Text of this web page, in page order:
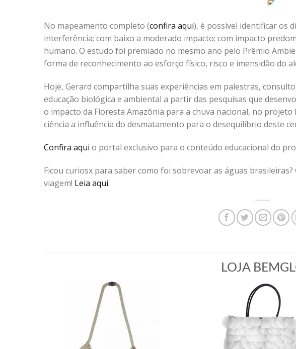
No mapeamento completo (confira aqui), é possível identificar os
interferência; com baixo a moderado impacto; com impacto
humano. O estudo foi premiado no mesmo ano pelo Prêmio
forma de reconhecimento ao esforço físico, risco e imensidão do
Hoje, Gerard compartilha suas experiências em palestras,
educação biológica e ambiental a partir das pesquisas que
o impacto da Floresta Amazônia para a chuva nacional, no
ciência a influência do desmatamento para o desequilíbrio deste
Confira aqui o portal exclusivo para o conteúdo educacional do
Ficou curiosx para saber como foi sobrevoar as águas
viagem! Leia aqui.
LOJA